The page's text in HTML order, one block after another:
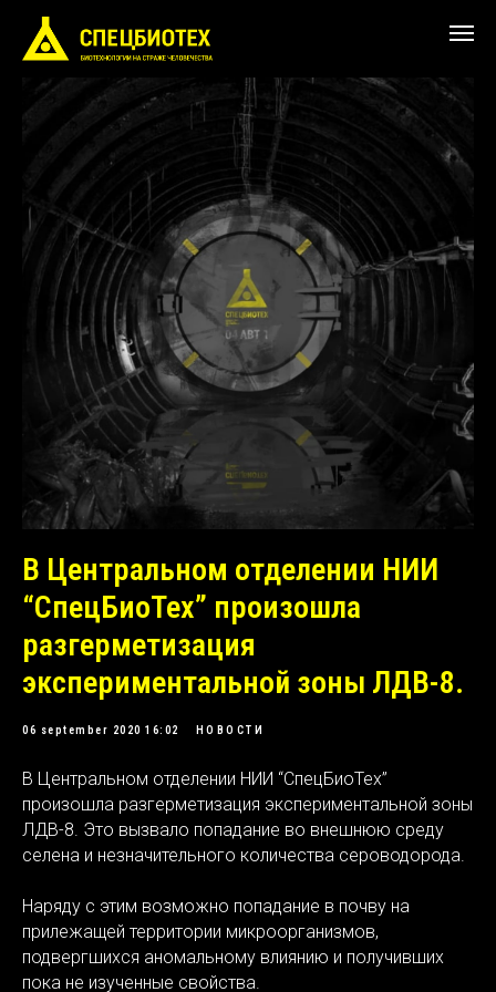
В Центральном отделении НИИ
“СпецБиоТех” произошла
разгерметизация
экспериментальной зоны ЛДВ-8.
06 september 2020 16:02 НОВОСТИ
В Центральном отделении НИИ “СпецБиоТех”
произошла разгерметизация экспериментальной зоны
ЛДВ-8. Это вызвало попадание во внешнюю среду
селена и незначительного количества сероводорода.
Наряду с этим возможно попадание в почву на
прилежащей территории микроорганизмов,
подвергшихся аномальному влиянию и получивших
пока не изученные свойства.